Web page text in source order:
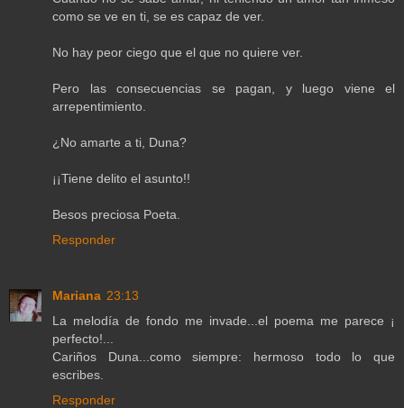
como se ve en ti, se es capaz de ver.
No hay peor ciego que el que no quiere ver.
Pero las consecuencias se pagan, y luego viene el
arrepentimiento.
¿No amarte a ti, Duna?
¡¡Tiene delito el asunto!!
Besos preciosa Poeta.
Responder
Mariana 23:13
La melodía de fondo me invade...el poema me parece ¡
perfecto!...
Cariños Duna...como siempre: hermoso todo lo que
escribes.
Responder